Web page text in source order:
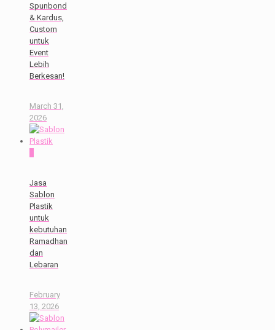
Spunbond
& Kardus,
Custom
untuk
Event
Lebih
Berkesan!
March 31,
2026
Jasa
Sablon
Plastik
untuk
kebutuhan
Ramadhan
dan
Lebaran
February
13, 2026